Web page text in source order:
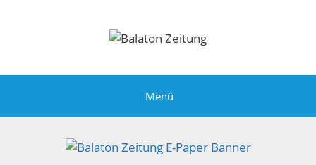
Menü